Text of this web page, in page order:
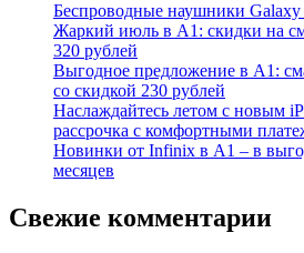
Беспроводные наушники
Жаркий июль в А1: скидки на
320 рублей
Выгодное предложение в А1:
со скидкой 230 рублей
Наслаждайтесь летом с новым
рассрочка с комфортными
Новинки от Infinix в А1 – в
месяцев
Свежие комментарии